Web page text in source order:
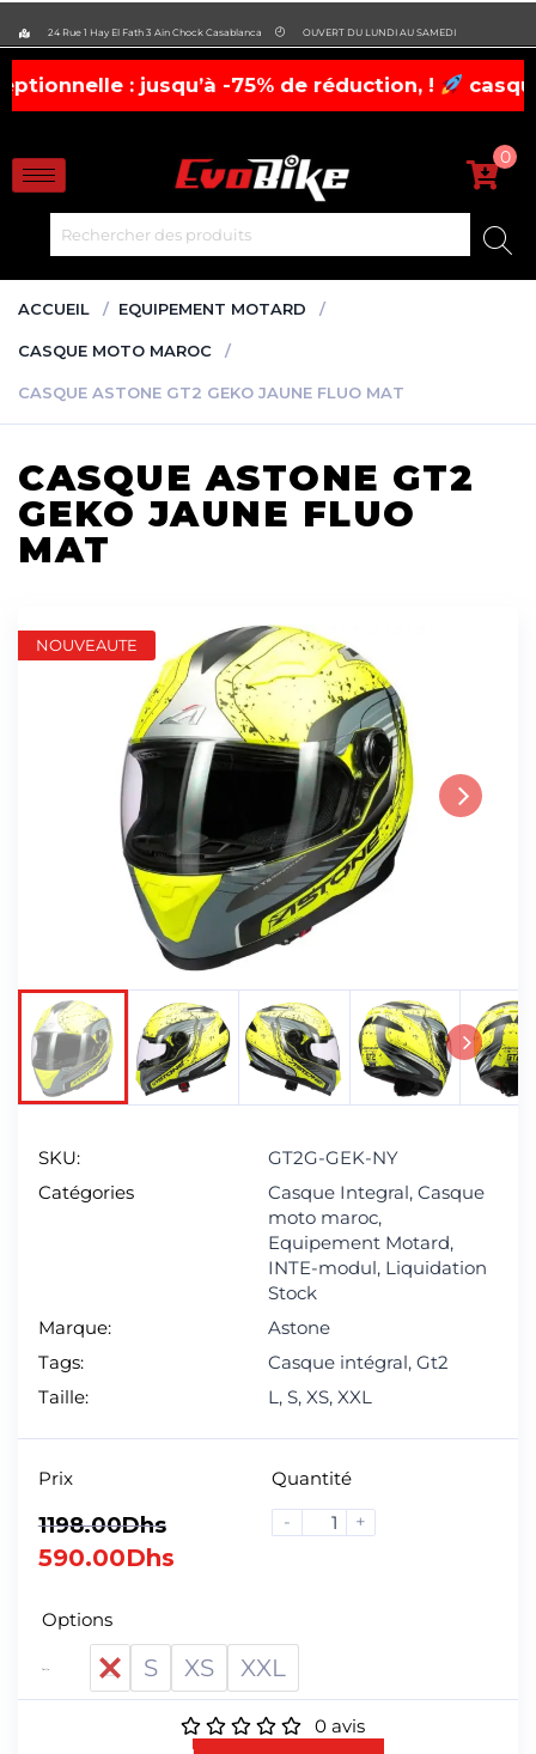
24 Rue 1 Hay El Fath 3 Ain Chock Casablanca OUVERT DU LUNDI AU SAMEDI
: jusqu’à -75% de réduction, ! casques,
0
ACCUEIL EQUIPEMENT MOTARD
CASQUE MOTO MAROC
CASQUE ASTONE GT2 GEKO JAUNE FLUO MAT
CASQUE ASTONE GT2
GEKO JAUNE FLUO
MAT
Next
SKU:
GT2G-GEK-NY
Catégories
Casque Integral, Casque
moto maroc,
Equipement Motard,
INTE-modul, Liquidation
Stock
Marque:
Astone
Tags:
Casque intégral, Gt2
Taille:
L, S, XS, XXL
Prix
1198.00Dhs
590.00Dhs
Quantité
-
+
Options
Taille L S XS XXL
0avis
NOUVEAUTE